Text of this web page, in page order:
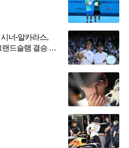
너-알카라스,
랜드슬램 결승 맞